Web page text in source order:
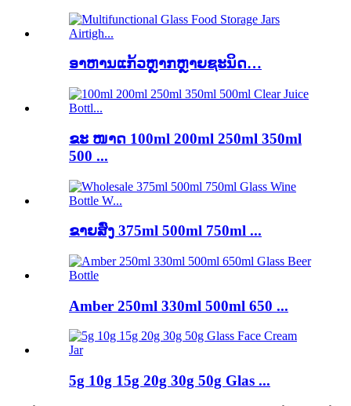
ອາຫານແກ້ວຫຼາກຫຼາຍຊະນິດ…
ຂະ ໜາດ 100ml 200ml 250ml 350ml
500 ...
ຂາຍສົ່ງ 375ml 500ml 750ml ...
Amber 250ml 330ml 500ml 650 ...
5g 10g 15g 20g 30g 50g Glas ...